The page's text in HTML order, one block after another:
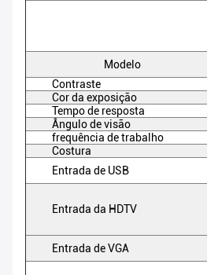
Modelo
Contraste
Cor da exposição
Tempo de resposta
Ângulo de visão
frequência de trabalho
Costura
Entrada de USB
Entrada da HDTV
Entrada de VGA